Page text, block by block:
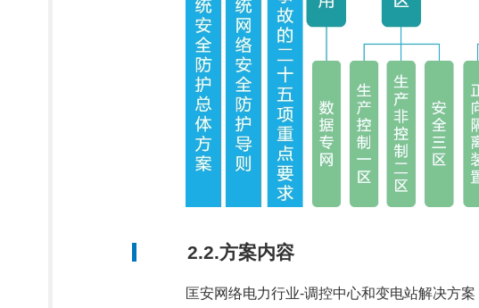
2.2.方案内容
匡安网络电力行业-调控中心和变电站解决方